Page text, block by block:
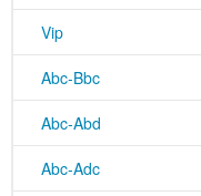
Vip
Abc-Bbc
Abc-Abd
Abc-Adc